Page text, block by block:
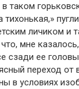
таком
личиком и
мне
сзади ее
переход
в условиях